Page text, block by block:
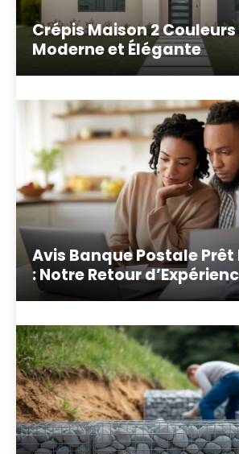
Crépis Maison 2
Moderne et Élégante
Avis Banque Postale
: Notre Retour